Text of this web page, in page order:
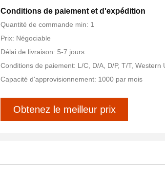
Conditions de paiement et d'expédition
Quantité de commande min: 1
Prix: Négociable
Délai de livraison: 5-7 jours
Conditions de paiement: L/C, D/A, D/P, T/T, Western
Capacité d'approvisionnement: 1000 par mois
Obtenez le meilleur prix